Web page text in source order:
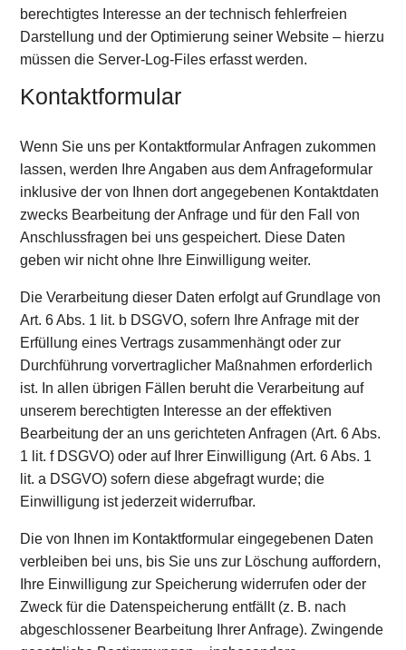
berechtigtes Interesse an der technisch fehlerfreien
Darstellung und der Optimierung seiner Website – hierzu
müssen die Server-Log-Files erfasst werden.
Kontaktformular
Wenn Sie uns per Kontaktformular Anfragen zukommen
lassen, werden Ihre Angaben aus dem Anfrageformular
inklusive der von Ihnen dort angegebenen Kontaktdaten
zwecks Bearbeitung der Anfrage und für den Fall von
Anschlussfragen bei uns gespeichert. Diese Daten
geben wir nicht ohne Ihre Einwilligung weiter.
Die Verarbeitung dieser Daten erfolgt auf Grundlage von
Art. 6 Abs. 1 lit. b DSGVO, sofern Ihre Anfrage mit der
Erfüllung eines Vertrags zusammenhängt oder zur
Durchführung vorvertraglicher Maßnahmen erforderlich
ist. In allen übrigen Fällen beruht die Verarbeitung auf
unserem berechtigten Interesse an der effektiven
Bearbeitung der an uns gerichteten Anfragen (Art. 6 Abs.
1 lit. f DSGVO) oder auf Ihrer Einwilligung (Art. 6 Abs. 1
lit. a DSGVO) sofern diese abgefragt wurde; die
Einwilligung ist jederzeit widerrufbar.
Die von Ihnen im Kontaktformular eingegebenen Daten
verbleiben bei uns, bis Sie uns zur Löschung auffordern,
Ihre Einwilligung zur Speicherung widerrufen oder der
Zweck für die Datenspeicherung entfällt (z. B. nach
abgeschlossener Bearbeitung Ihrer Anfrage). Zwingende